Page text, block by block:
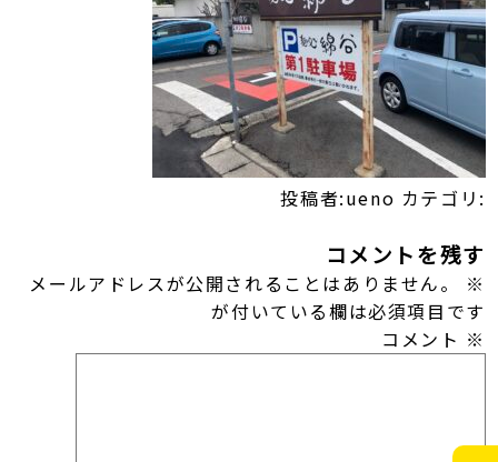
投稿者:ueno カテゴリ:
コメントを残す
メールアドレスが公開されることはありません。
※
が付いている欄は必須項目です
コメント ※